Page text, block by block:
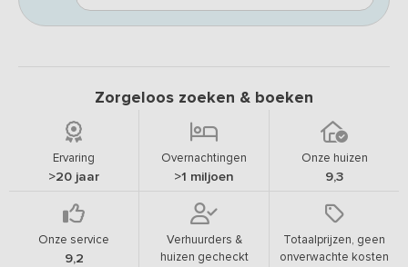
Zorgeloos zoeken & boeken
Ervaring
>20 jaar
Overnachtingen
>1 miljoen
Onze huizen
9,3
Onze service
9,2
Verhuurders &
huizen gecheckt
Totaalprijzen, geen
onverwachte kosten